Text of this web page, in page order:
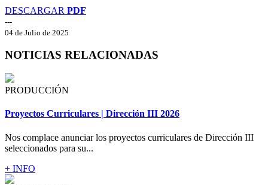
DESCARGAR PDF
---
04 de Julio de 2025
NOTICIAS RELACIONADAS
PRODUCCIÓN
Proyectos Curriculares | Dirección III 2026
Nos complace anunciar los proyectos curriculares de Dirección III
seleccionados para su...
+ INFO